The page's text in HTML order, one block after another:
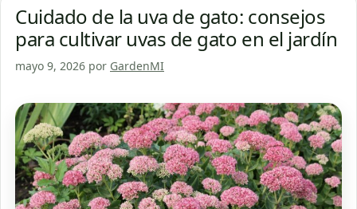
Cuidado de la uva de gato: consejos
para cultivar uvas de gato en el jardín
mayo 9, 2026 por GardenMI